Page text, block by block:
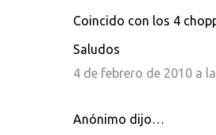
Coincido con los 4
Saludos
4 de febrero de 2010 a
Anónimo dijo…